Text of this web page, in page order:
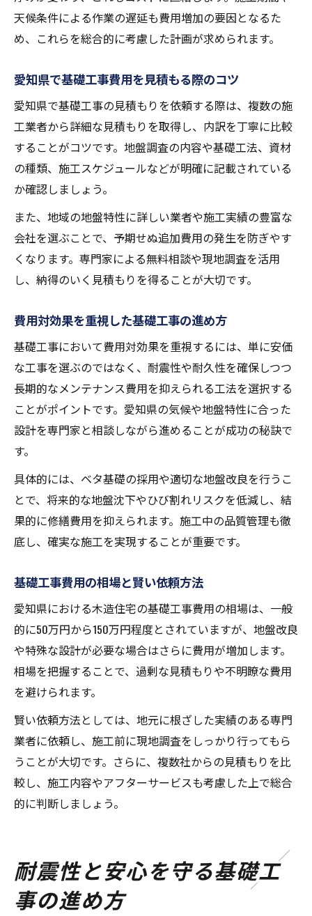
天候条件による作業の遅延も費用増加の要因となるた
め、これらを総合的に考慮した計画が求められます。
愛知県で基礎工事費用を見積もる際のコツ
愛知県で基礎工事の見積もりを依頼する際は、複数の施
工業者から詳細な見積もりを取得し、内訳を丁寧に比較
することがコツです。地盤調査の内容や基礎工法、資材
の種類、施工スケジュールなどが明確に記載されている
か確認しましょう。
また、地域の地盤特性に詳しい業者や施工実績の豊富な
会社を選ぶことで、予期せぬ追加費用の発生を防ぎやす
くなります。専門家による無料相談や現地調査を活用
し、納得のいく見積もりを得ることが大切です。
費用対効果を重視した基礎工事の進め方
基礎工事において費用対効果を重視するには、単に安価
な工事を選ぶのではなく、耐震性や耐久性を確保しつつ
長期的なメンテナンス費用を抑えられる工法を選択する
ことがポイントです。愛知県の気候や地盤特性に合った
設計を専門家と相談しながら進めることが成功の秘訣で
す。
具体的には、ベタ基礎の採用や適切な地盤改良を行うこ
とで、将来的な地盤沈下やひび割れリスクを低減し、結
果的に修繕費用を抑えられます。施工中の品質管理も徹
底し、確実な施工を実現することが重要です。
基礎工事費用の相場と賢い依頼方法
愛知県における木造住宅の基礎工事費用の相場は、一般
的に50万円から150万円程度とされていますが、地盤改良
や特殊な設計が必要な場合はさらに費用が増加します。
相場を把握することで、過剰な見積もりや不明瞭な費用
を避けられます。
賢い依頼方法としては、地元に根ざした実績のある専門
業者に依頼し、施工前に現地調査をしっかり行ってもら
うことが大切です。さらに、複数社からの見積もりを比
較し、施工内容やアフターサービスも考慮した上で総合
的に判断しましょう。
耐震性と安心を守る基礎工
事の進め方